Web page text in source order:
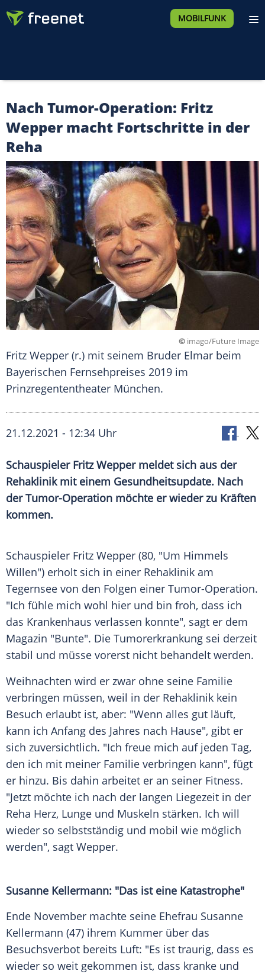
MOBILFUNK
Nach Tumor-Operation: Fritz
Wepper macht Fortschritte in der
Reha
© imago/Future Image
Fritz Wepper (r.) mit seinem Bruder Elmar beim
Bayerischen Fernsehpreises 2019 im
Prinzregententheater München.
21.12.2021 - 12:34 Uhr
Schauspieler Fritz Weppermeldet sich aus der
Rehaklinik mit einem Gesundheitsupdate. Nach
der Tumor-Operation möchte er wieder zu Kräften
kommen.
Schauspieler Fritz Wepper (80, "Um Himmels
Willen") erholt sich in einer Rehaklinik am
Tegernsee von den Folgen einer Tumor-Operation.
"Ich fühle mich wohl hier und bin froh, dass ich
das Krankenhaus verlassen konnte", sagt er dem
Magazin "Bunte". Die Tumorerkrankung sei derzeit
stabil und müsse vorerst nicht behandelt werden.
Weihnachten wird er zwar ohne seine Familie
verbringen müssen, weil in der Rehaklinik kein
Besuch erlaubt ist, aber: "Wenn alles gut läuft,
kann ich Anfang des Jahres nach Hause", gibt er
sich zuversichtlich. "Ich freue mich auf jeden Tag,
den ich mit meiner Familie verbringen kann", fügt
er hinzu. Bis dahin arbeitet er an seiner Fitness.
"Jetzt möchte ich nach der langen Liegezeit in der
Reha Herz, Lunge und Muskeln stärken. Ich will
wieder so selbstständig und mobil wie möglich
werden", sagt Wepper.
Susanne Kellermann: "Das ist eine Katastrophe"
Ende November machte seine Ehefrau Susanne
Kellermann (47) ihrem Kummer über das
Besuchsverbot bereits Luft: "Es ist traurig, dass es
wieder so weit gekommen ist, dass kranke und